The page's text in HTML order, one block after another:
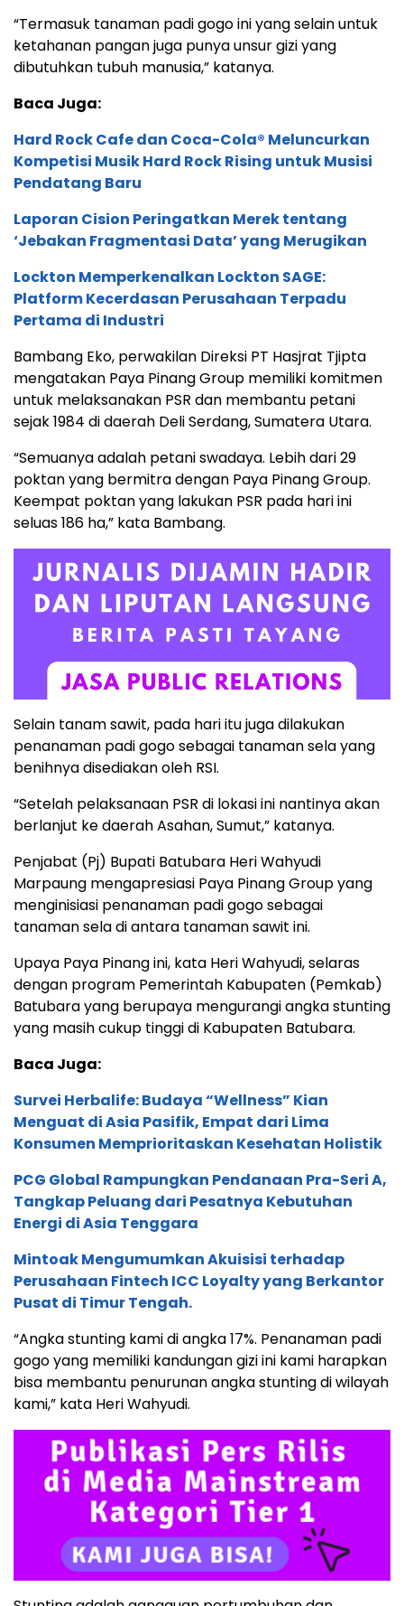
“Termasuk tanaman padi gogo ini yang selain untuk
ketahanan pangan juga punya unsur gizi yang
dibutuhkan tubuh manusia,” katanya.
Baca Juga:
Hard Rock Cafe dan Coca-Cola® Meluncurkan
Kompetisi Musik Hard Rock Rising untuk Musisi
Pendatang Baru
Laporan Cision Peringatkan Merek tentang
‘Jebakan Fragmentasi Data’ yang Merugikan
Lockton Memperkenalkan Lockton SAGE:
Platform Kecerdasan Perusahaan Terpadu
Pertama di Industri
Bambang Eko, perwakilan Direksi PT Hasjrat Tjipta
mengatakan Paya Pinang Group memiliki komitmen
untuk melaksanakan PSR dan membantu petani
sejak 1984 di daerah Deli Serdang, Sumatera Utara.
“Semuanya adalah petani swadaya. Lebih dari 29
poktan yang bermitra dengan Paya Pinang Group.
Keempat poktan yang lakukan PSR pada hari ini
seluas 186 ha,” kata Bambang.
Selain tanam sawit, pada hari itu juga dilakukan
penanaman padi gogo sebagai tanaman sela yang
benihnya disediakan oleh RSI.
“Setelah pelaksanaan PSR di lokasi ini nantinya akan
berlanjut ke daerah Asahan, Sumut,” katanya.
Penjabat (Pj) Bupati Batubara Heri Wahyudi
Marpaung mengapresiasi Paya Pinang Group yang
menginisiasi penanaman padi gogo sebagai
tanaman sela di antara tanaman sawit ini.
Upaya Paya Pinang ini, kata Heri Wahyudi, selaras
dengan program Pemerintah Kabupaten (Pemkab)
Batubara yang berupaya mengurangi angka stunting
yang masih cukup tinggi di Kabupaten Batubara.
Baca Juga:
Survei Herbalife: Budaya “Wellness” Kian
Menguat di Asia Pasifik, Empat dari Lima
Konsumen Memprioritaskan Kesehatan Holistik
PCG Global Rampungkan Pendanaan Pra-Seri A,
Tangkap Peluang dari Pesatnya Kebutuhan
Energi di Asia Tenggara
Mintoak Mengumumkan Akuisisi terhadap
Perusahaan Fintech ICC Loyalty yang Berkantor
Pusat di Timur Tengah.
“Angka stunting kami di angka 17%. Penanaman padi
gogo yang memiliki kandungan gizi ini kami harapkan
bisa membantu penurunan angka stunting di wilayah
kami,” kata Heri Wahyudi.